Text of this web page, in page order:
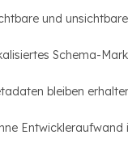
und
Schema-
bleiben
Entwickleraufwand